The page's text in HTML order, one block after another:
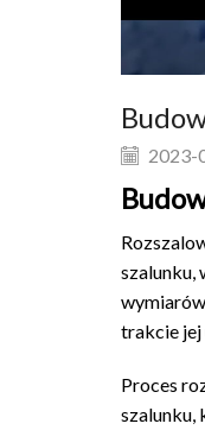
2023-
szalunku,
trakcie jej
Proces
szalunku,